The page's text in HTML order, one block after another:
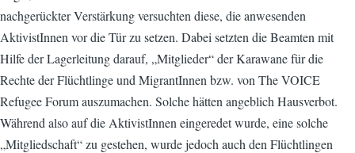
nachgerückter Verstärkung versuchten diese, die anwesenden
AktivistInnen vor die Tür zu setzen. Dabei setzten die Beamten mit
Hilfe der Lagerleitung darauf, „Mitglieder“ der Karawane für die
Rechte der Flüchtlinge und MigrantInnen bzw. von The VOICE
Refugee Forum auszumachen. Solche hätten angeblich Hausverbot.
Während also auf die AktivistInnen eingeredet wurde, eine solche
„Mitgliedschaft“ zu gestehen, wurde jedoch auch den Flüchtlingen